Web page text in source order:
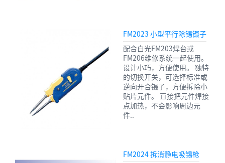
FM2023 小型平行除锡镊子
配合白光FM203焊台或
FM206维修系统一起使用。
设计小巧，方便使用。 独特
的切换开关，可选择标准或
逆向开合镊子，方便拆除小
贴片元件。 直接把元件焊接
点加热，不会影响周边元
件..
FM2024 拆消静电吸锡枪